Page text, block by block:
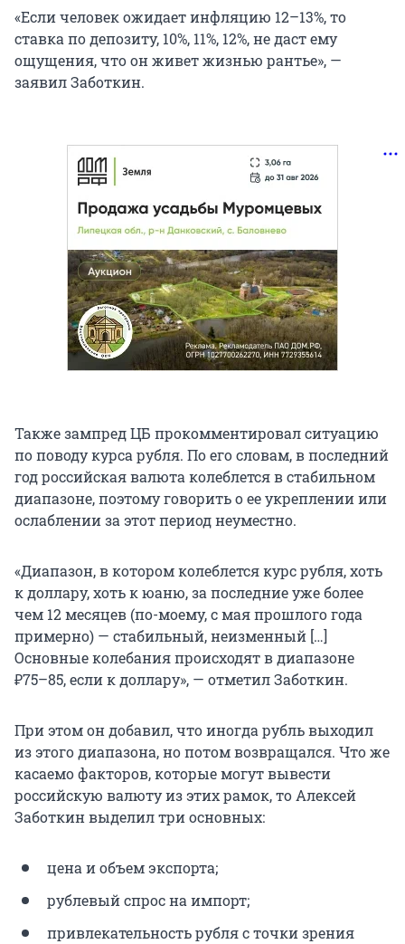
«Если человек ожидает инфляцию 12–13%, то
ставка по депозиту, 10%, 11%, 12%, не даст ему
ощущения, что он живет жизнью рантье», —
заявил Заботкин.
Также зампред ЦБ прокомментировал ситуацию
по поводу курса рубля. По его словам, в последний
год российская валюта колеблется в стабильном
диапазоне, поэтому говорить о ее укреплении или
ослаблении за этот период неуместно.
«Диапазон, в котором колеблется курс рубля, хоть
к доллару, хоть к юаню, за последние уже более
чем 12 месяцев (по-моему, с мая прошлого года
примерно) — стабильный, неизменный […]
Основные колебания происходят в диапазоне
₽75–85, если к доллару», — отметил Заботкин.
При этом он добавил, что иногда рубль выходил
из этого диапазона, но потом возвращался. Что же
касаемо факторов, которые могут вывести
российскую валюту из этих рамок, то Алексей
Заботкин выделил три основных:
цена и объем экспорта;
рублевый спрос на импорт;
привлекательность рубля с точки зрения